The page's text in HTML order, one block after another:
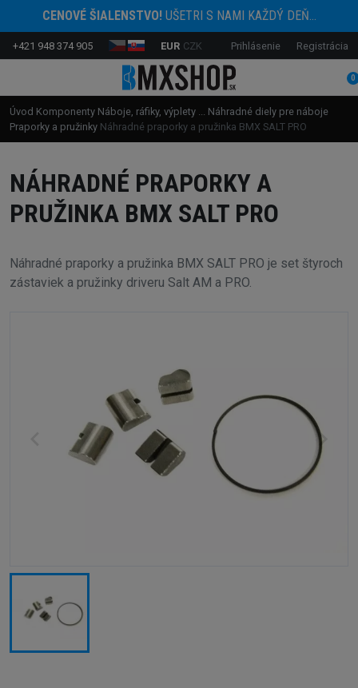
CENOVÉ ŠIALENSTVO!UŠETRI S NAMI KAŽDÝ DEŇ...
+421 948 374 905 EUR CZK Prihlásenie Registrácia
0
Úvod Komponenty Náboje, ráfiky, výplety ...
Náhradné diely pre náboje
Praporky a pružinky Náhradné praporky a pružinka BMX SALT PRO
NÁHRADNÉ PRAPORKY A
PRUŽINKA BMX SALT PRO
Náhradné praporky a pružinka BMX SALT PRO je set štyroch
zástaviek a pružinky driveru Salt AM a PRO.